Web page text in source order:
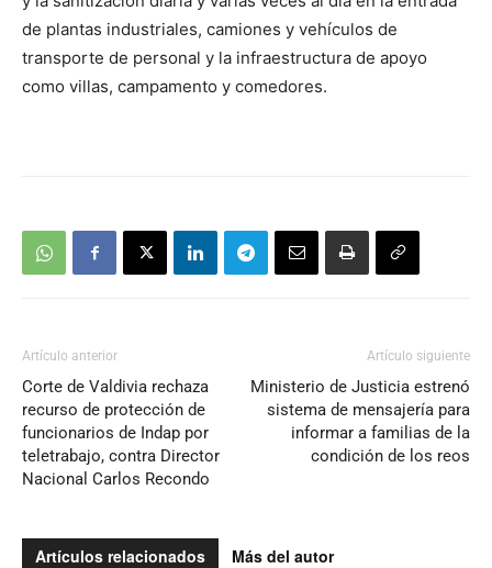
de plantas industriales, camiones y vehículos de
transporte de personal y la infraestructura de apoyo
como villas, campamento y comedores.
Artículo anterior
Corte de Valdivia rechaza
recurso de protección de
funcionarios de Indap por
teletrabajo, contra Director
Nacional Carlos Recondo
Artículo siguiente
Ministerio de Justicia estrenó
sistema de mensajería para
informar a familias de la
condición de los reos
Artículos relacionados Más del autor